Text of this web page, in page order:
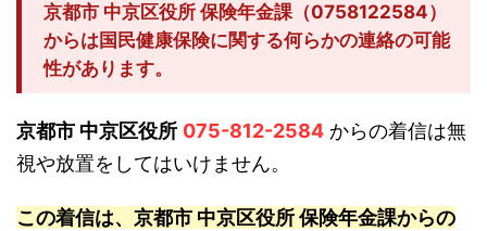
京都市 中京区役所 保険年金課（0758122584）
からは国民健康保険に関する何らかの連絡の可能
性があります。
京都市 中京区役所 075-812-2584 からの着信は無
視や放置をしてはいけません。
この着信は、京都市 中京区役所 保険年金課からの